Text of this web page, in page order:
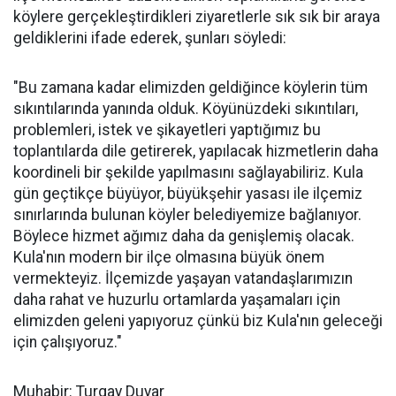
köylere gerçekleştirdikleri ziyaretlerle sık sık bir araya
geldiklerini ifade ederek, şunları söyledi:
"Bu zamana kadar elimizden geldiğince köylerin tüm
sıkıntılarında yanında olduk. Köyünüzdeki sıkıntıları,
problemleri, istek ve şikayetleri yaptığımız bu
toplantılarda dile getirerek, yapılacak hizmetlerin daha
koordineli bir şekilde yapılmasını sağlayabiliriz. Kula
gün geçtikçe büyüyor, büyükşehir yasası ile ilçemiz
sınırlarında bulunan köyler belediyemize bağlanıyor.
Böylece hizmet ağımız daha da genişlemiş olacak.
Kula'nın modern bir ilçe olmasına büyük önem
vermekteyiz. İlçemizde yaşayan vatandaşlarımızın
daha rahat ve huzurlu ortamlarda yaşamaları için
elimizden geleni yapıyoruz çünkü biz Kula'nın geleceği
için çalışıyoruz."
Muhabir: Turgay Duyar